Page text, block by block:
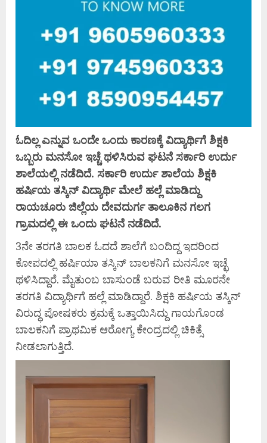
ಓದಿಲ್ಲ ಎನ್ನುವ ಒಂದೇ ಒಂದು ಕಾರಣಕ್ಕೆ ವಿದ್ಯಾರ್ಥಿಗೆ ಶಿಕ್ಷಕಿ
ಒಬ್ಬರು ಮನಸೋ ಇಚ್ಚೆ ಥಳಿಸಿರುವ ಘಟನೆ ಸರ್ಕಾರಿ ಉರ್ದು
ಶಾಲೆಯಲ್ಲಿ ನಡೆದಿದೆ. ಸರ್ಕಾರಿ ಉರ್ದು ಶಾಲೆಯ ಶಿಕ್ಷಕಿ
ಹರ್ಷಿಯ ತಸ್ಕಿನ್ ವಿದ್ಯಾರ್ಥಿ ಮೇಲೆ ಹಲ್ಲೆ ಮಾಡಿದ್ದು
ರಾಯಚೂರು ಜಿಲ್ಲೆಯ ದೇವದುರ್ಗ ತಾಲೂಕಿನ ಗಲಗ
ಗ್ರಾಮದಲ್ಲಿ ಈ ಒಂದು ಘಟನೆ ನಡೆದಿದೆ.
3ನೇ ತರಗತಿ ಬಾಲಕ ಓದದೆ ಶಾಲೆಗೆ ಬಂದಿದ್ದ ಇದರಿಂದ
ಕೋಪದಲ್ಲಿ ಹರ್ಷಿಯಾ ತಸ್ಕಿನ್ ಬಾಲಕನಿಗೆ ಮನಸೋ ಇಚ್ಛೆ
ಥಳಿಸಿದ್ದಾರೆ. ಮೈತುಂಬ ಬಾಸುಂಡೆ ಬರುವ ರೀತಿ ಮೂರನೇ
ತರಗತಿ ವಿದ್ಯಾರ್ಥಿಗೆ ಹಲ್ಲೆ ಮಾಡಿದ್ದಾರೆ. ಶಿಕ್ಷಕಿ ಹರ್ಷಿಯ ತಸ್ಕಿನ್
ವಿರುದ್ಧ ಪೋಷಕರು ಕ್ರಮಕ್ಕೆ ಒತ್ತಾಯಿಸಿದ್ದು ಗಾಯಗೊಂಡ
ಬಾಲಕನಿಗೆ ಪ್ರಾಥಮಿಕ ಆರೋಗ್ಯ ಕೇಂದ್ರದಲ್ಲಿ ಚಿಕಿತ್ಸೆ
ನೀಡಲಾಗುತ್ತಿದೆ.